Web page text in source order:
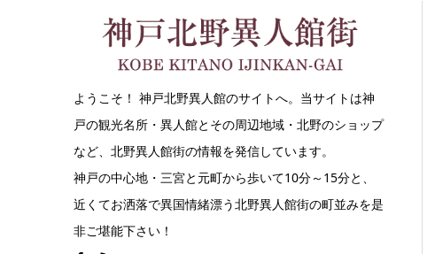
ようこそ！ 神戸北野異人館のサイトへ。当サイトは神
戸の観光名所・異人館とその周辺地域・北野のショップ
など、北野異人館街の情報を発信しています。
神戸の中心地・三宮と元町から歩いて10分～15分と、
近くてお洒落で異国情緒漂う北野異人館街の町並みを是
非ご堪能下さい！